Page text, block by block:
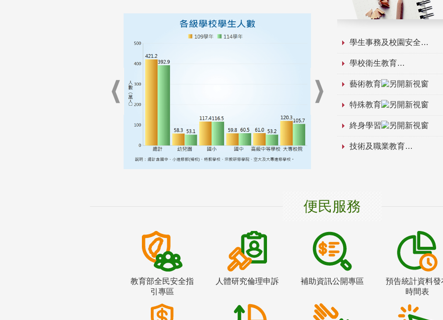
學生事務及校園安全
學校衛生教育
藝術教育
特殊教育
終身學習
技術及職業教育
便民服務
教育部全民安全指
引專區
人體研究倫理申訴 補助資訊公開專區
預告統計資料發
時間表